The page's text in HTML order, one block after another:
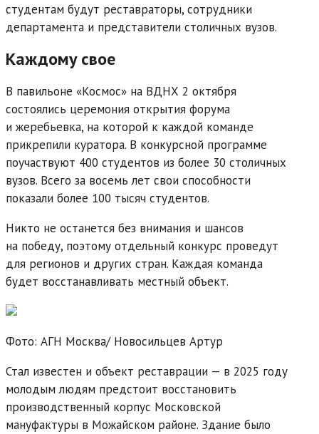
студентам будут реставраторы, сотрудники
департамента и представители столичных вузов.
Каждому свое
В павильоне «Космос» на ВДНХ 2 октября
состоялись церемония открытия форума
и жеребьевка, на которой к каждой команде
прикрепили куратора. В конкурсной программе
поучаствуют 400 студентов из более 30 столичных
вузов. Всего за восемь лет свои способности
показали более 100 тысяч студентов.
Никто не останется без внимания и шансов
на победу, поэтому отдельный конкурс проведут
для регионов и других стран. Каждая команда
будет восстанавливать местный объект.
Фото: АГН Москва/ Новосильцев Артур
Стал известен и объект реставрации — в 2025 году
молодым людям предстоит восстановить
производственный корпус Московской
мануфактуры в Можайском районе. Здание было